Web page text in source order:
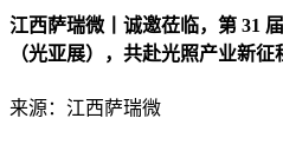
江西萨瑞微丨诚邀莅临，第 31
（光亚展），共赴光照产业新征
来源：江西萨瑞微